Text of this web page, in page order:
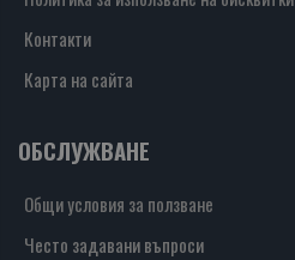
Контакти
Карта на сайта
ОБСЛУЖВАНЕ
Общи условия за ползване
Често задавани въпроси